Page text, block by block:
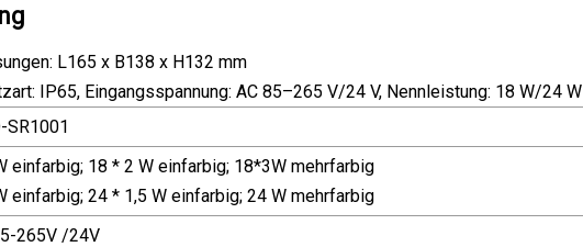
L165 x B138 x H132 mm
IP65, Eingangsspannung: AC 85–265 V/24 V, Nennleistung: 18 W/24 W
SR1001
einfarbig; 18 * 2 W einfarbig; 18*3W mehrfarbig
einfarbig; 24 * 1,5 W einfarbig; 24 W mehrfarbig
265V /24V